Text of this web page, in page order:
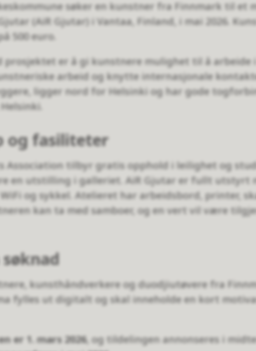
søker en kunstner fra Finnmark til et
(AiR Gjutar) i Vantaa, Finland, i mai 2026.
500 euro.
prosjektet er å gi kunstnere mulighet til å
arbeid og knytte internasjonale
ligger nord for Helsinki og har gode
og fasiliteter
Association tilbyr gratis opphold i leilighet og
en utstilling i galleriet. AiR Gjutar er fullt utstyrt
WiFi og sykkel. Atelieret har arbeidsbord, printer,
kan ta med samboer, og en vert vil være
søknad
kunsthåndverkere og duodjiutøvere fra
fylles ut digitalt og skal inneholde en kort
er 1. mars 2026, og tildelingen annonseres i